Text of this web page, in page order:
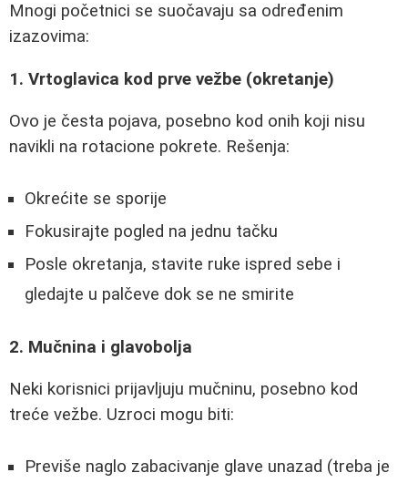
Mnogi početnici se suočavaju sa određenim
izazovima:
1. Vrtoglavica kod prve vežbe (okretanje)
Ovo je česta pojava, posebno kod onih koji nisu
navikli na rotacione pokrete. Rešenja:
Okrećite se sporije
Fokusirajte pogled na jednu tačku
Posle okretanja, stavite ruke ispred sebe i
gledajte u palčeve dok se ne smirite
2. Mučnina i glavobolja
Neki korisnici prijavljuju mučninu, posebno kod
treće vežbe. Uzroci mogu biti:
Previše naglo zabacivanje glave unazad (treba je